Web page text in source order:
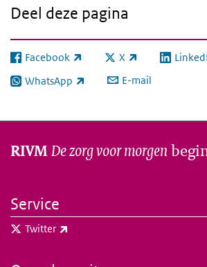
Deel deze pagina
Facebook
(externe link) X
(externe link)(externe
WhatsApp
(externe link) E-mail
RIVM De zorg voor morgen
Service
Twitter